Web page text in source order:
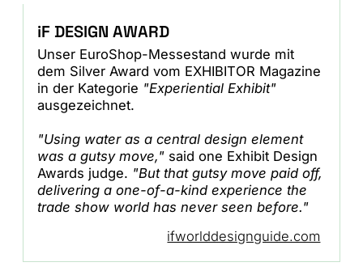
iF DESIGN AWARD
Unser EuroShop-Messestand wurde mit
dem Silver Award vom EXHIBITOR Magazine
in der Kategorie "Experiential Exhibit"
ausgezeichnet.
"Using water as a central design element
was a gutsy move," said one Exhibit Design
Awards judge. "But that gutsy move paid off,
delivering a one-of-a-kind experience the
trade show world has never seen before."
ifworlddesignguide.com